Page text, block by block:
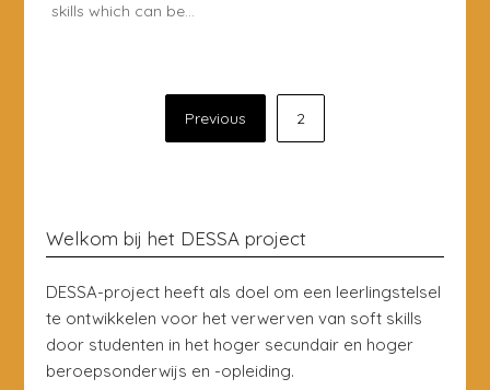
skills which can be…
Previous 2
Welkom bij het DESSA project
DESSA-project heeft als doel om een leerlingstelsel
te ontwikkelen voor het verwerven van soft skills
door studenten in het hoger secundair en hoger
beroepsonderwijs en -opleiding.